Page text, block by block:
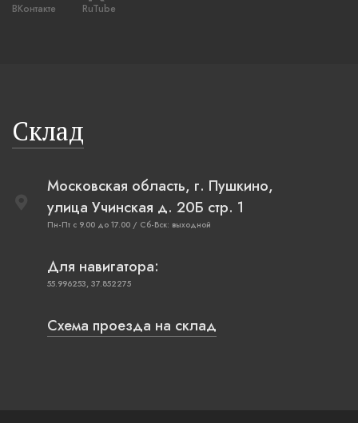
ВКонтакте RuTube
Склад
Московская область, г. Пушкино,
улица Учинская д. 20Б стр. 1
Пн-Пт с 9.00 до 17.00 / Сб-Вск: выходной
Для навигатора:
55.996253, 37.852275
Схема проезда на склад